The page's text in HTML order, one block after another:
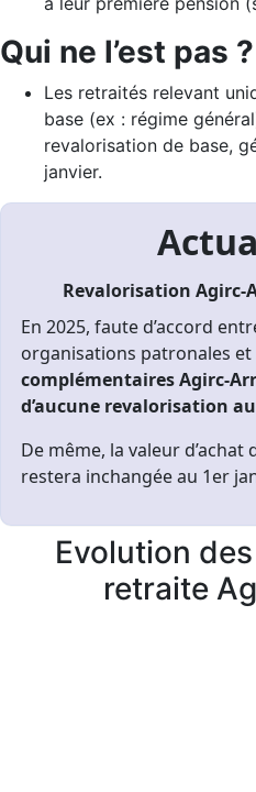
Qui ne l’est pas ?
Les retraités relevant
base (ex : régime
revalorisation de base,
janvier.
Revalorisation Agirc-
En 2025, faute d’accord
organisations patronales et
complémentaires Agirc-
d’aucune revalorisation
De même, la valeur
restera inchangée au 1er
Evolution
retraite